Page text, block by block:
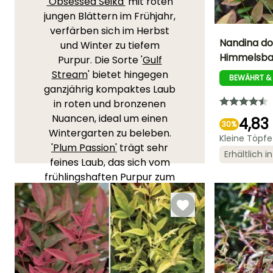
jungen Blättern im Frühjahr,
verfärben sich im Herbst
und Winter zu tiefem
Purpur. Die Sorte 'Gulf
Stream' bietet hingegen
ganzjährig kompaktes Laub
in roten und bronzenen
Nuancen, ideal um einen
Wintergarten zu beleben.
'Plum Passion' trägt sehr
feines Laub, das sich vom
frühlingshaften Purpur zum
sommerlichen Grün
entwickelt und im Herbst in
Rot-Purpur endet.
Erwähnenswert ist auch
der Nandina domestica
'Firepower', der im Winter
1 m
Blütezeit
Juni für
Nandina
BEWÄHRT
30%
Kleine
Erhältlich